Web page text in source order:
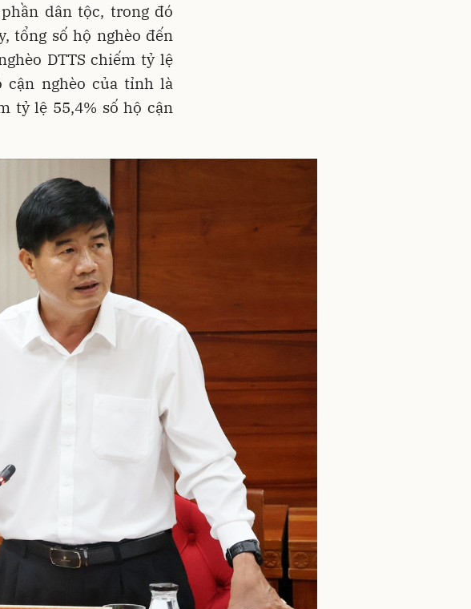
dân tộc, trong đó
tổng số hộ nghèo đến
DTTS chiếm tỷ lệ
cận nghèo của tỉnh là
tỷ lệ 55,4% số hộ cận